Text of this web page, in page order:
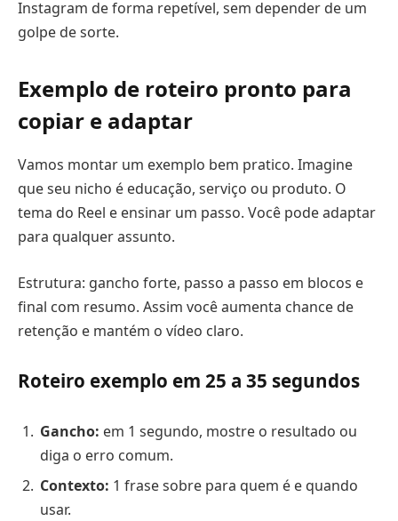
Instagram de forma repetível, sem depender de um
golpe de sorte.
Exemplo de roteiro pronto para
copiar e adaptar
Vamos montar um exemplo bem pratico. Imagine
que seu nicho é educação, serviço ou produto. O
tema do Reel e ensinar um passo. Você pode adaptar
para qualquer assunto.
Estrutura: gancho forte, passo a passo em blocos e
final com resumo. Assim você aumenta chance de
retenção e mantém o vídeo claro.
Roteiro exemplo em 25 a 35 segundos
Gancho: em 1 segundo, mostre o resultado ou
diga o erro comum.
Contexto: 1 frase sobre para quem é e quando
usar.